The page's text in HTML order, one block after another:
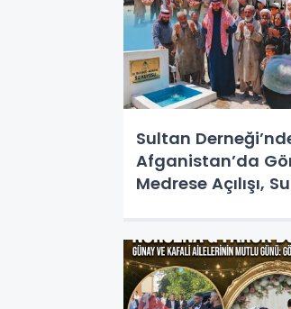
Sultan
Afganistan’da
Medrese Açılışı,